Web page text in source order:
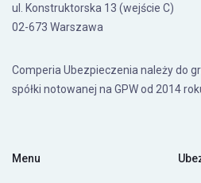
ul. Konstruktorska 13 (wejście C)
02-673 Warszawa
Comperia Ubezpieczenia należy do
spółki notowanej na GPW od 2014
Menu